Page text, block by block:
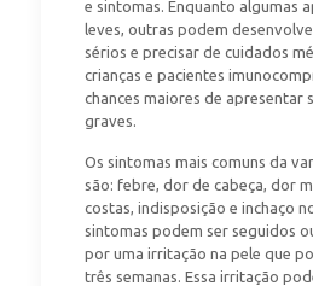
e sintomas. Enquanto algumas
leves, outras podem
sérios e precisar de cuidados
crianças e pacientes
chances maiores de apresentar
graves.
Os sintomas mais comuns da
são: febre, dor de cabeça, dor
costas, indisposição e inchaço
sintomas podem ser seguidos
por uma irritação na pele que
três semanas. Essa irritação